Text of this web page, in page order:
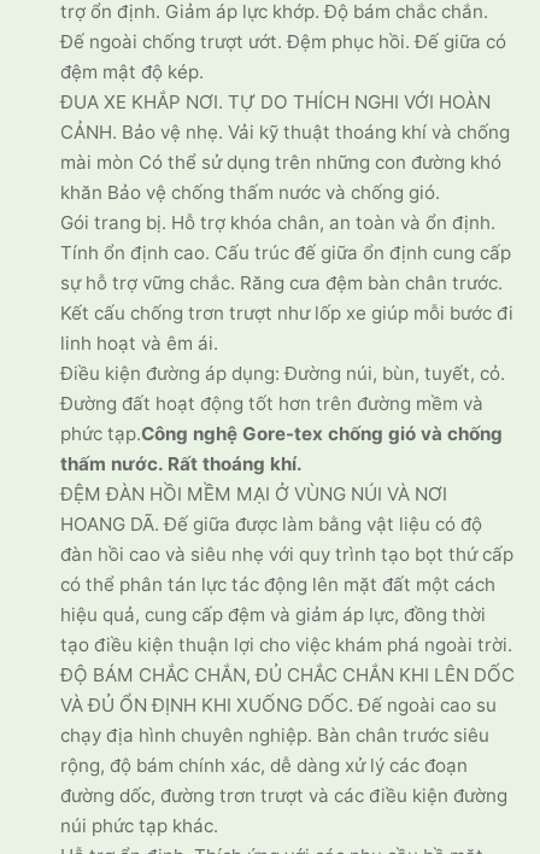
trợ ổn định. Giảm áp lực khớp. Độ bám chắc chắn.
Đế ngoài chống trượt ướt. Đệm phục hồi. Đế giữa có
đệm mật độ kép.
ĐUA XE KHẮP NƠI. TỰ DO THÍCH NGHI VỚI HOÀN
CẢNH. Bảo vệ nhẹ. Vải kỹ thuật thoáng khí và chống
mài mòn Có thể sử dụng trên những con đường khó
khăn Bảo vệ chống thấm nước và chống gió.
Gói trang bị. Hỗ trợ khóa chân, an toàn và ổn định.
Tính ổn định cao. Cấu trúc đế giữa ổn định cung cấp
sự hỗ trợ vững chắc. Răng cưa đệm bàn chân trước.
Kết cấu chống trơn trượt như lốp xe giúp mỗi bước đi
linh hoạt và êm ái.
Điều kiện đường áp dụng: Đường núi, bùn, tuyết, cỏ.
Đường đất hoạt động tốt hơn trên đường mềm và
phức tạp.Công nghệ Gore-tex chống gió và chống
thấm nước. Rất thoáng khí.
ĐỆM ĐÀN HỒI MỀM MẠI Ở VÙNG NÚI VÀ NƠI
HOANG DÃ. Đế giữa được làm bằng vật liệu có độ
đàn hồi cao và siêu nhẹ với quy trình tạo bọt thứ cấp
có thể phân tán lực tác động lên mặt đất một cách
hiệu quả, cung cấp đệm và giảm áp lực, đồng thời
tạo điều kiện thuận lợi cho việc khám phá ngoài trời.
ĐỘ BÁM CHẮC CHẮN, ĐỦ CHẮC CHẮN KHI LÊN DỐC
VÀ ĐỦ ỔN ĐỊNH KHI XUỐNG DỐC. Đế ngoài cao su
chạy địa hình chuyên nghiệp. Bàn chân trước siêu
rộng, độ bám chính xác, dễ dàng xử lý các đoạn
đường dốc, đường trơn trượt và các điều kiện đường
núi phức tạp khác.